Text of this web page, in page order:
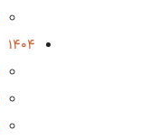
1404